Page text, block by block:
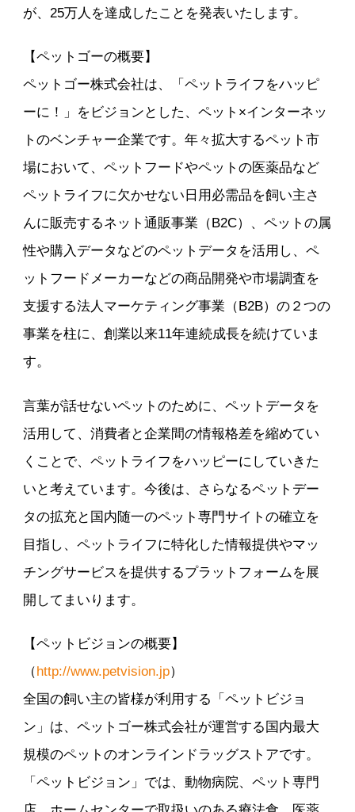
が、25万人を達成したことを発表いたします。
【ペットゴーの概要】
ペットゴー株式会社は、「ペットライフをハッピ
ーに！」をビジョンとした、ペット×インターネッ
トのベンチャー企業です。年々拡大するペット市
場において、ペットフードやペットの医薬品など
ペットライフに欠かせない日用必需品を飼い主さ
んに販売するネット通販事業（B2C）、ペットの属
性や購入データなどのペットデータを活用し、ペ
ットフードメーカーなどの商品開発や市場調査を
支援する法人マーケティング事業（B2B）の２つの
事業を柱に、創業以来11年連続成長を続けていま
す。
言葉が話せないペットのために、ペットデータを
活用して、消費者と企業間の情報格差を縮めてい
くことで、ペットライフをハッピーにしていきた
いと考えています。今後は、さらなるペットデー
タの拡充と国内随一のペット専門サイトの確立を
目指し、ペットライフに特化した情報提供やマッ
チングサービスを提供するプラットフォームを展
開してまいります。
【ペットビジョンの概要】
（http://www.petvision.jp）
全国の飼い主の皆様が利用する「ペットビジョ
ン」は、ペットゴー株式会社が運営する国内最大
規模のペットのオンラインドラッグストアです。
「ペットビジョン」では、動物病院、ペット専門